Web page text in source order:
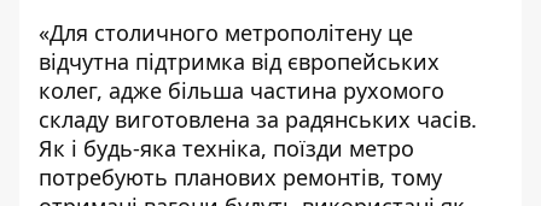
«Для столичного метрополітену це
відчутна підтримка від європейських
колег, адже більша частина рухомого
складу виготовлена за радянських часів.
Як і будь-яка техніка, поїзди метро
потребують планових ремонтів, тому